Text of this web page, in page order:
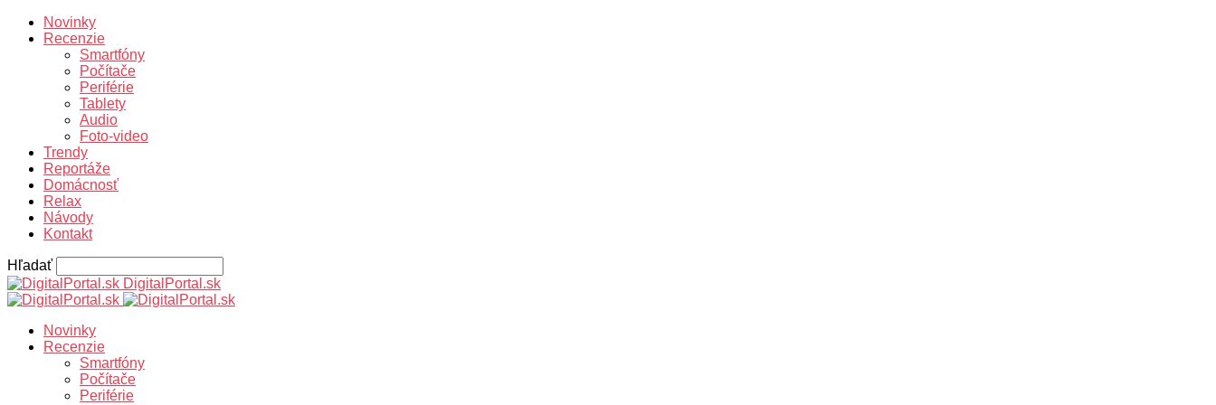
Novinky
Recenzie
Smartfóny
Počítače
Periférie
Tablety
Audio
Foto-video
Trendy
Reportáže
Domácnosť
Relax
Návody
Kontakt
Hľadať
DigitalPortal.sk
Novinky
Recenzie
Smartfóny
Počítače
Periférie